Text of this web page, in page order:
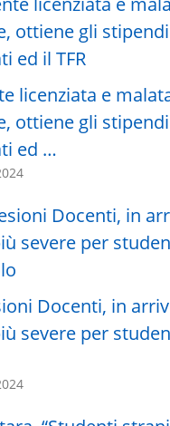
licenziata e
ottiene gli stipendi
ed …
Docenti, in
severe per